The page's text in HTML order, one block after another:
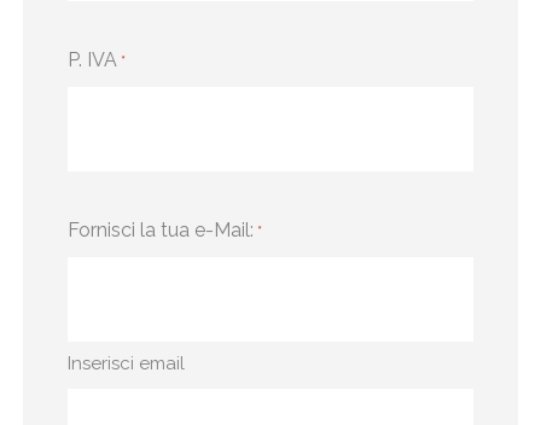
P. IVA *
Fornisci la tua e-Mail: *
Inserisci email